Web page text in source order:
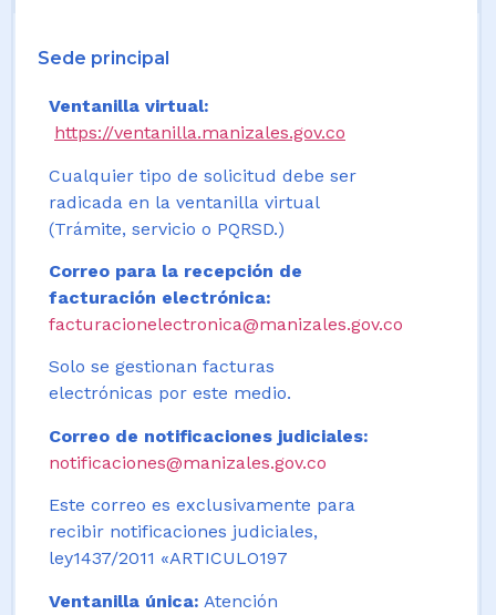
Sede principal
Ventanilla virtual:
https://ventanilla.manizales.gov.co
Cualquier tipo de solicitud debe ser
radicada en la ventanilla virtual
(Trámite, servicio o PQRSD.)
Correo para la recepción de
facturación electrónica:
facturacionelectronica@manizales.gov.co
Solo se gestionan facturas
electrónicas por este medio.
Correo de notificaciones judiciales:
notificaciones@manizales.gov.co
Este correo es exclusivamente para
recibir notificaciones judiciales,
ley1437/2011 «ARTICULO197
Ventanilla única: Atención